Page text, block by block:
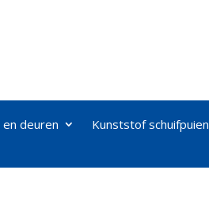
deuren Kunststof schuifpuien